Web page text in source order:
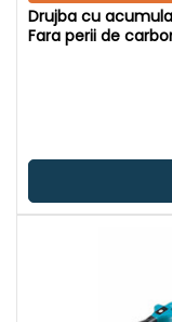
Drujba cu
Fara perii de